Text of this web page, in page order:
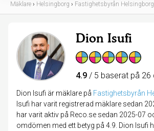
Mäklare › Helsingborg › Fastighetsbyrån Helsingborg
Dion Isufi
4.9 / 5 baserat på 26
Dion Isufi är mäklare på Fastighetsbyrån
Isufi har varit registrerad mäklare sedan
har varit aktiv på Reco.se sedan 2025-07
omdömen med ett betyg på 4.9. Dion Isufi